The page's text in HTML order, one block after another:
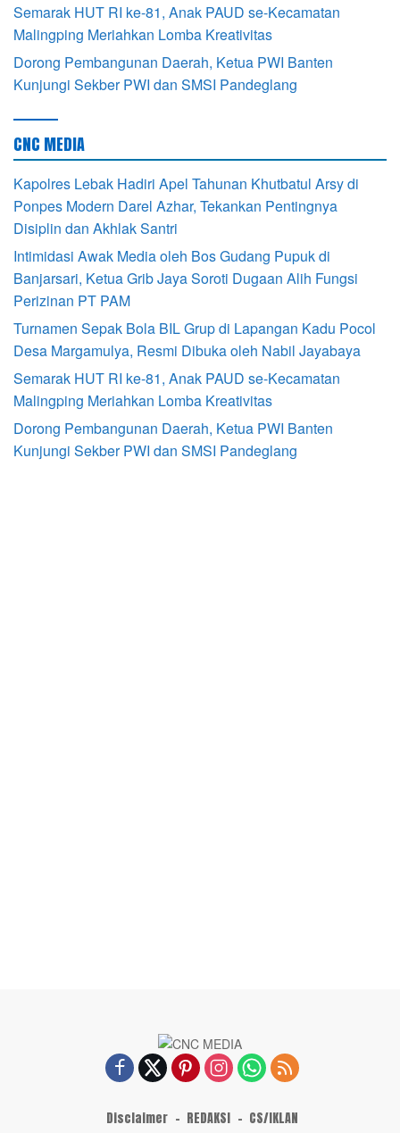
Semarak HUT RI ke-81, Anak PAUD se-Kecamatan
Malingping Meriahkan Lomba Kreativitas
Dorong Pembangunan Daerah, Ketua PWI Banten
Kunjungi Sekber PWI dan SMSI Pandeglang
CNC MEDIA
Kapolres Lebak Hadiri Apel Tahunan Khutbatul Arsy di
Ponpes Modern Darel Azhar, Tekankan Pentingnya
Disiplin dan Akhlak Santri
Intimidasi Awak Media oleh Bos Gudang Pupuk di
Banjarsari, Ketua Grib Jaya Soroti Dugaan Alih Fungsi
Perizinan PT PAM
Turnamen Sepak Bola BIL Grup di Lapangan Kadu Pocol
Desa Margamulya, Resmi Dibuka oleh Nabil Jayabaya
Semarak HUT RI ke-81, Anak PAUD se-Kecamatan
Malingping Meriahkan Lomba Kreativitas
Dorong Pembangunan Daerah, Ketua PWI Banten
Kunjungi Sekber PWI dan SMSI Pandeglang
Disclaimer REDAKSI CS/IKLAN